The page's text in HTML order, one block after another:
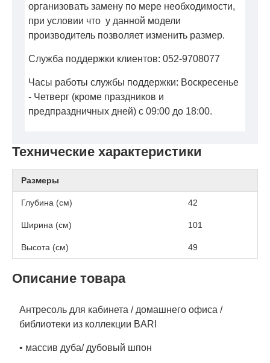
Технические характеристики
Размеры
Глубина (см) 42
Ширина (см) 101
Высота (см) 49
Описание товара
Антресоль для кабинета / домашнего офиса /
библиотеки из коллекции BARI
• массив дуба/ дубовый шпон
организовать замену по мере необходимости,
при условии что у данной модели
производитель позволяет изменить размер.
Служба поддержки клиентов: 052-9708077
Часы работы службы поддержки: Воскресенье
- Четверг (кроме праздников и
предпраздничных дней) с 09:00 до 18:00.